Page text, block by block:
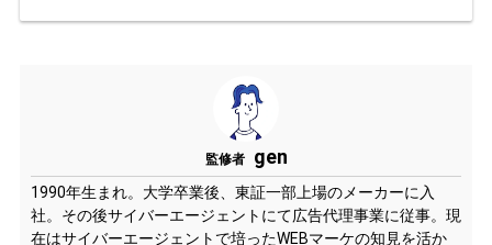
監修者 gen
1990年生まれ。大学卒業後、東証一部上場のメーカーに入
社。その後サイバーエージェントにて広告代理事業に従事。現
在はサイバーエージェントで培ったWEBマーケの知見を活か